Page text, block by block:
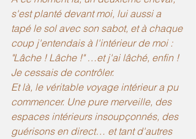
s'est planté devant moi, lui aussi a
tapé le sol avec son sabot, et à chaque
coup j'entendais à l'intérieur de moi :
"Lâche ! Lâche !" …et j'ai lâché, enfin !
Je cessais de contrôler.
Et là, le véritable voyage intérieur a pu
commencer. Une pure merveille, des
espaces intérieurs insoupçonnés, des
guérisons en direct… et tant d'autres